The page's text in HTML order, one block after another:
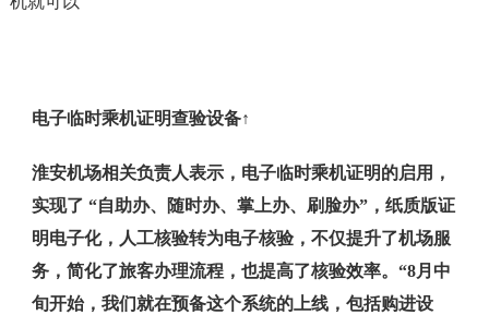
电子临时乘机证明查验设备↑
淮安机场相关负责人表示，电子临时乘机证明的启用，
实现了 “自助办、随时办、掌上办、刷脸办”，纸质版证
明电子化，人工核验转为电子核验，不仅提升了机场服
务，简化了旅客办理流程，也提高了核验效率。“8月中
旬开始，我们就在预备这个系统的上线，包括购进设